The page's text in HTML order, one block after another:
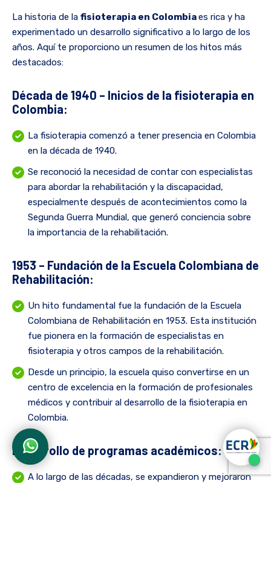
La historia de la fisioterapia en Colombiaes rica y ha
experimentado un desarrollo significativo a lo largo de los
años. Aquí te proporciono un resumen de los hitos más
destacados:
Década de 1940 – Inicios de la fisioterapia en
Colombia:
La fisioterapia comenzó a tener presencia en Colombia
en la década de 1940.
Se reconoció la necesidad de contar con especialistas
para abordar la rehabilitación y la discapacidad,
especialmente después de acontecimientos como la
Segunda Guerra Mundial, que generó conciencia sobre
la importancia de la rehabilitación.
1953 – Fundación de la Escuela Colombiana de
Rehabilitación:
Un hito fundamental fue la fundación de la Escuela
Colombiana de Rehabilitación en 1953. Esta institución
fue pionera en la formación de especialistas en
fisioterapia y otros campos de la rehabilitación.
Desde un principio, la escuela quiso convertirse en un
centro de excelencia en la formación de profesionales
médicos y contribuir al desarrollo de la fisioterapia en
Colombia.
Desarrollo de programas académicos:
A lo largo de las décadas, se expandieron y mejoraron